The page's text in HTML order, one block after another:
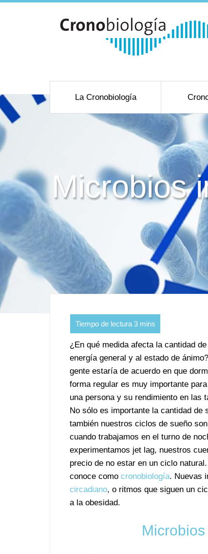
La Cronobiología
Microbios
¿En qué medida afecta la cantidad
energía general y al estado de
gente estaría de acuerdo en que
forma regular es muy importante
una persona y su rendimiento en las
No sólo es importante la cantidad de
también nuestros ciclos de sueño
cuando trabajamos en el turno de
experimentamos jet lag, nuestros
precio de no estar en un ciclo
conoce como cronobiología. Nuevas
circadiano, o ritmos que siguen un
a la obesidad.